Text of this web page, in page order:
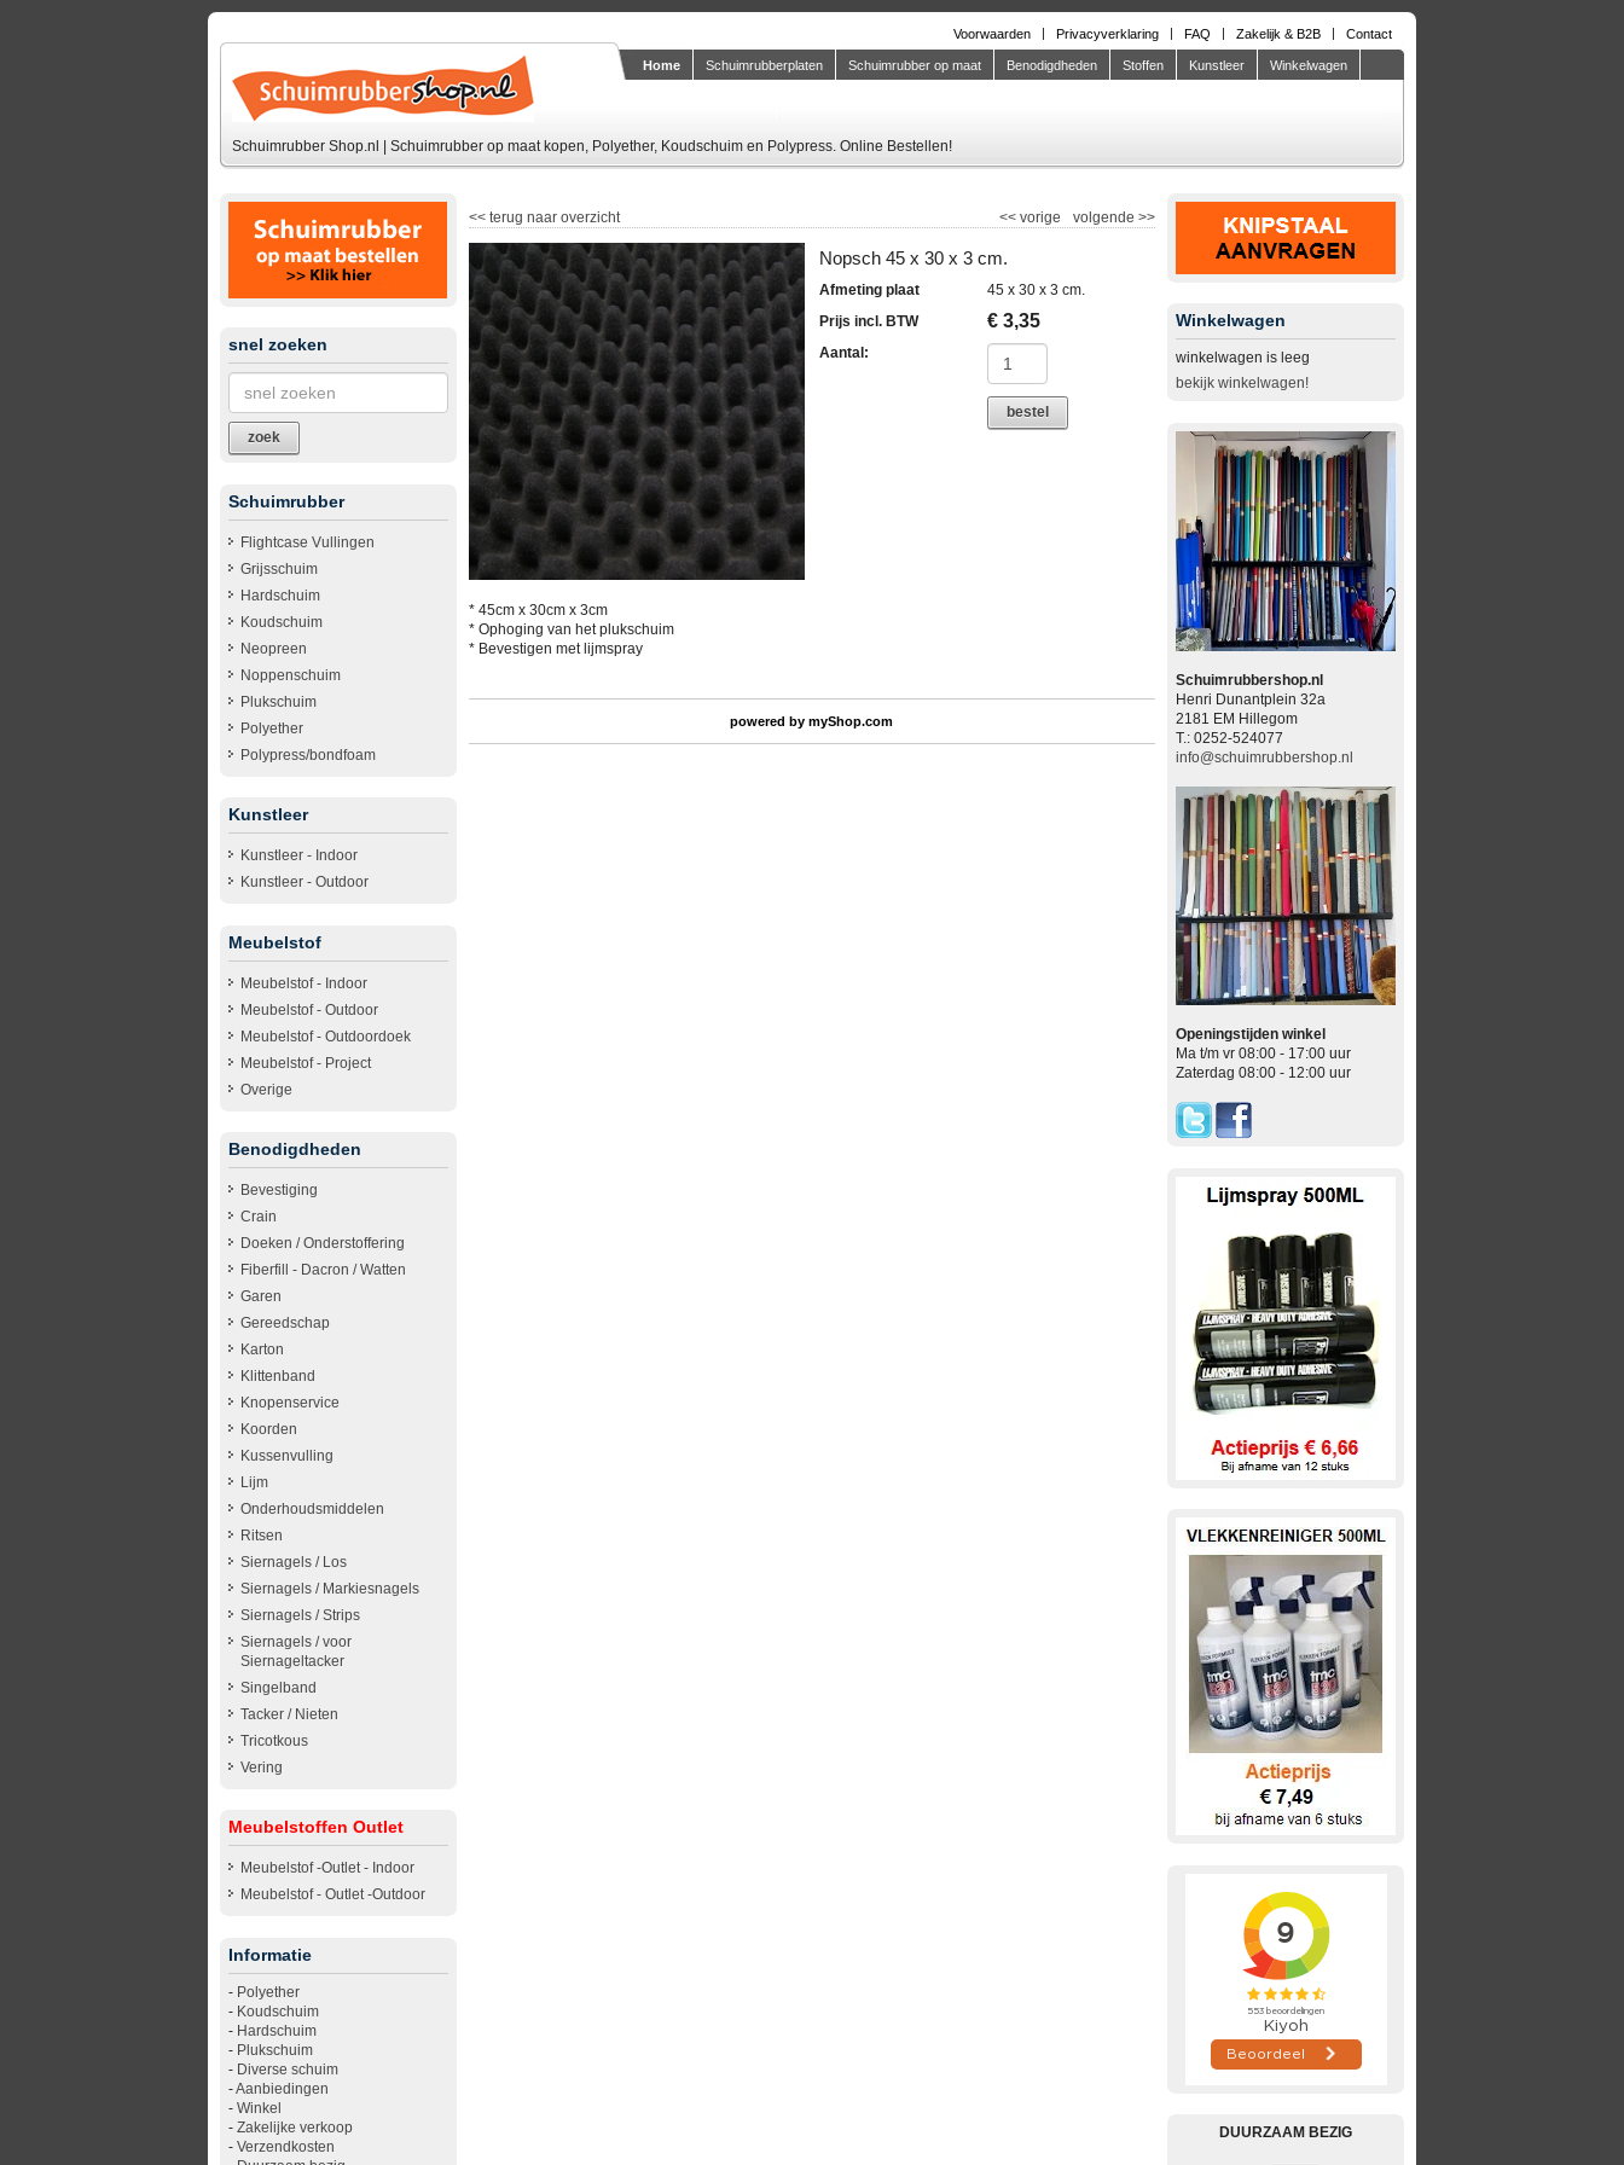
Voorwaarden Privacyverklaring FAQ Zakelijk & B2B Contact
Schuimrubber Shop.nl | Schuimrubber op maat kopen, Polyether, Koudschuim en Polypress. Online Bestellen!
Home Schuimrubberplaten Schuimrubber op maat Benodigdheden Stoffen Kunstleer Winkelwagen
snel zoeken
zoek
Schuimrubber
Flightcase Vullingen
Grijsschuim
Hardschuim
Koudschuim
Neopreen
Noppenschuim
Plukschuim
Polyether
Polypress/bondfoam
Kunstleer
Kunstleer - Indoor
Kunstleer - Outdoor
Meubelstof
Meubelstof - Indoor
Meubelstof - Outdoor
Meubelstof - Outdoordoek
Meubelstof - Project
Overige
Benodigdheden
Bevestiging
Crain
Doeken / Onderstoffering
Fiberfill - Dacron / Watten
Garen
Gereedschap
Karton
Klittenband
Knopenservice
Koorden
Kussenvulling
Lijm
Onderhoudsmiddelen
Ritsen
Siernagels / Los
Siernagels / Markiesnagels
Siernagels / Strips
Siernagels / voor
Siernageltacker
Singelband
Tacker / Nieten
Tricotkous
Vering
Meubelstoffen Outlet
Meubelstof -Outlet - Indoor
Meubelstof - Outlet -Outdoor
Informatie
- Polyether
- Koudschuim
- Hardschuim
- Plukschuim
- Diverse schuim
-Aanbiedingen
- Winkel
- Zakelijke verkoop
- Verzendkosten
<< terug naar overzicht volgende >>
<<vorige
Nopsch 45 x 30 x 3 cm.
Afmeting plaat
45 x 30 x 3 cm.
Prijs incl. BTW
€ 3,35
Aantal:
bestel
* 45cm x 30cm x 3cm
* Ophoging van het plukschuim
* Bevestigen met lijmspray
powered bymyShop.com
Winkelwagen
winkelwagen is leeg
bekijk winkelwagen!
Schuimrubbershop.nl
Henri Dunantplein 32a
2181 EM Hillegom
T.: 0252-524077
info@schuimrubbershop.nl
Openingstijden winkel
Ma t/m vr 08:00 - 17:00 uur
Zaterdag 08:00 - 12:00 uur
DUURZAAM BEZIG